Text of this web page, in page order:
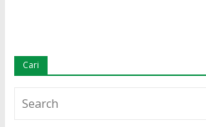
Cari